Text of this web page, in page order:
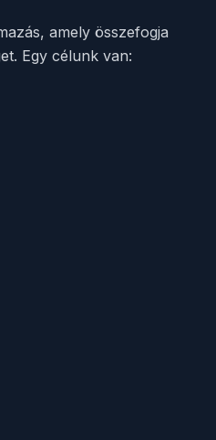
amely összefogja
Egy célunk van: